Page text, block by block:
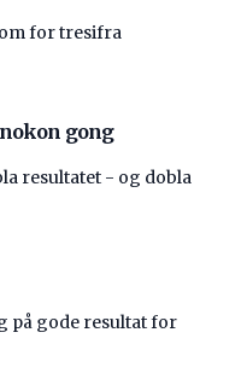
for tresifra
gong
resultatet - og dobla
på gode resultat for